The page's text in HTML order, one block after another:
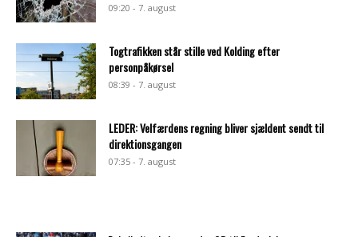
09:20 - 7. august
Togtrafikken står stille ved Kolding efter
personpåkørsel
08:39 - 7. august
LEDER: Velfærdens regning bliver sjældent sendt til
direktionsgangen
07:35 - 7. august